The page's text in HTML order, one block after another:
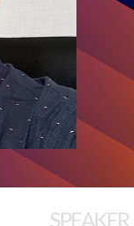
SPEAKER